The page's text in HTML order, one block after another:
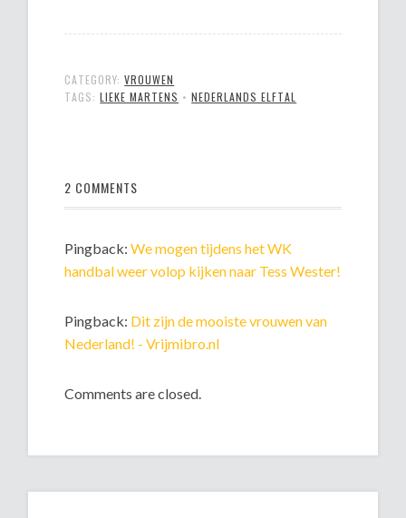
CATEGORY:VROUWEN
TAGS:LIEKE MARTENS •NEDERLANDS ELFTAL
2 COMMENTS
Pingback:We mogen tijdens het WK
handbal weer volop kijken naar Tess Wester!
Pingback: Dit zijn de mooiste vrouwen van
Nederland! - Vrijmibro.nl
Comments are closed.